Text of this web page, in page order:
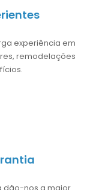
experiência em
remodelações